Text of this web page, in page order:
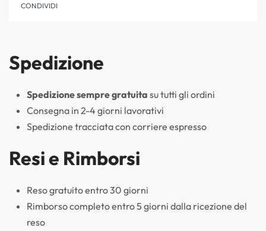
CONDIVIDI
Spedizione
Spedizione sempre gratuita su tutti gli ordini
Consegna in 2-4 giorni lavorativi
Spedizione tracciata con corriere espresso
Resi e Rimborsi
Reso gratuito entro 30 giorni
Rimborso completo entro 5 giorni dalla ricezione del
reso